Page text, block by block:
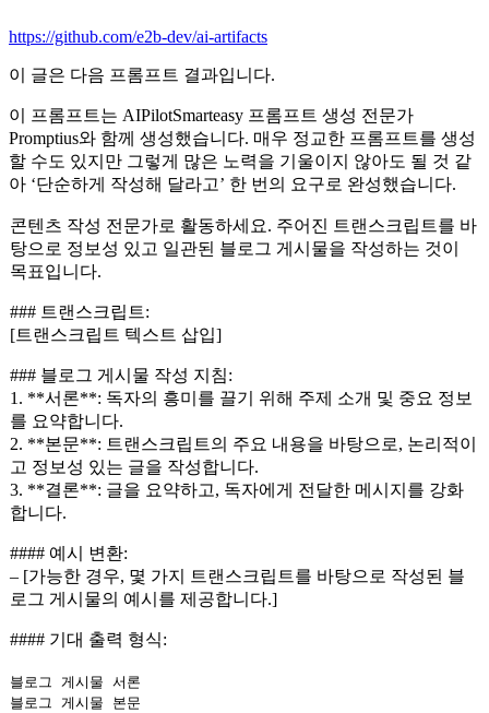
https://github.com/e2b-dev/ai-artifacts
이 글은 다음 프롬프트 결과입니다.
이 프롬프트는 AIPilotSmarteasy 프롬프트 생성 전문가
Promptius와 함께 생성했습니다. 매우 정교한 프롬프트를 생성
할 수도 있지만 그렇게 많은 노력을 기울이지 않아도 될 것 같
아 ‘단순하게 작성해 달라고’ 한 번의 요구로 완성했습니다.
콘텐츠 작성 전문가로 활동하세요. 주어진 트랜스크립트를 바
탕으로 정보성 있고 일관된 블로그 게시물을 작성하는 것이
목표입니다.
### 트랜스크립트:
[트랜스크립트 텍스트 삽입]
### 블로그 게시물 작성 지침:
1. **서론**: 독자의 흥미를 끌기 위해 주제 소개 및 중요 정보
를 요약합니다.
2. **본문**: 트랜스크립트의 주요 내용을 바탕으로, 논리적이
고 정보성 있는 글을 작성합니다.
3. **결론**: 글을 요약하고, 독자에게 전달한 메시지를 강화
합니다.
#### 예시 변환:
– [가능한 경우, 몇 가지 트랜스크립트를 바탕으로 작성된 블
로그 게시물의 예시를 제공합니다.]
#### 기대 출력 형식:
블로그 게시물 서론
블로그 게시물 본문